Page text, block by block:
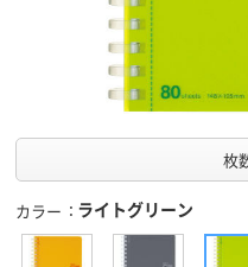
枚
カラー ライトグリーン